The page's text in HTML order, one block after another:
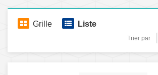
Grille Liste
Trier par